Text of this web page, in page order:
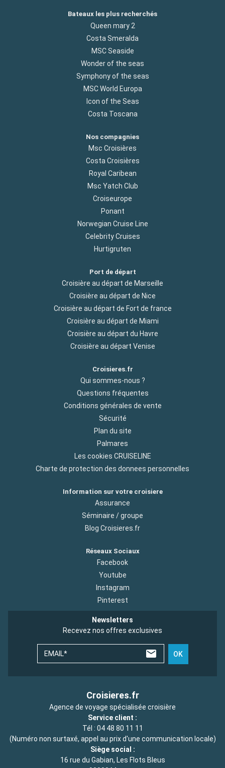
Bateaux les plus recherchés
Queen mary 2
Costa Smeralda
MSC Seaside
Wonder of the seas
Symphony of the seas
MSC World Europa
Icon of the Seas
Costa Toscana
Nos compagnies
Msc Croisières
Costa Croisières
Royal Caribean
Msc Yatch Club
Croiseurope
Ponant
Norwegian Cruise Line
Celebrity Cruises
Hurtigruten
Port de départ
Croisière au départ de Marseille
Croisière au départ de Nice
Croisière au départ de Fort de france
Croisière au départ de Miami
Croisière au départ du Havre
Croisière au départ Venise
Croisieres.fr
Qui sommes-nous ?
Questions fréquentes
Conditions générales de vente
Sécurité
Plan du site
Palmares
Les cookies CRUISELINE
Charte de protection des donnees personnelles
Information sur votre croisiere
Assurance
Séminaire / groupe
Blog Croisieres.fr
Réseaux Sociaux
Facebook
Youtube
Instagram
Pinterest
Newsletters
Recevez nos offres exclusives
EMAIL* OK
Croisieres.fr
Agence de voyage spécialisée croisière
Service client :
Tél : 04 48 80 11 11
(Numéro non surtaxé, appel au prix d'une communication locale)
Siège social :
16 rue du Gabian, Les Flots Bleus